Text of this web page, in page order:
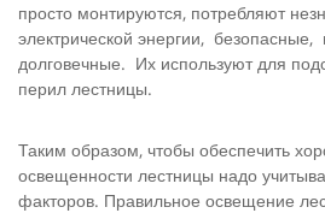
просто монтируются, потребляют
электрической энергии,
долговечные. Их используют для
перил лестницы.
Таким образом, чтобы обеспечить
освещенности лестницы надо
факторов. Правильное освещение